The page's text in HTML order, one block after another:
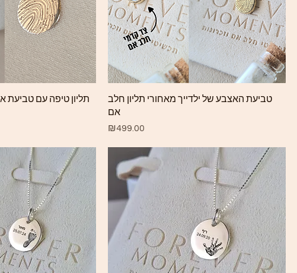
View
תליון טיפה עם טביעת
Quick View
טביעת האצבע של ילדייך מאחורי תליון חלב
אם
Price
₪499.00